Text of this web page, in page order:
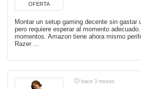
OFERTA
Montar un setup gaming decente sin gastar
pero requiere esperar al momento
momentos. Amazon tiene ahora mismo
Razer ...
hace 3 meses